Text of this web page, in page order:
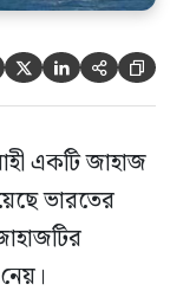
   
একটি জাহাজ
ভারতের